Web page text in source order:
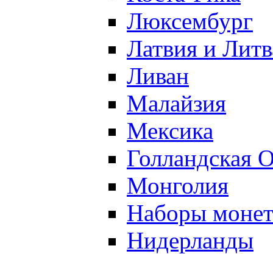
Люксембург
Латвия и
Ливан
Малайзия
Мексика
Голландская
Монголия
Наборы монет
Нидерланды